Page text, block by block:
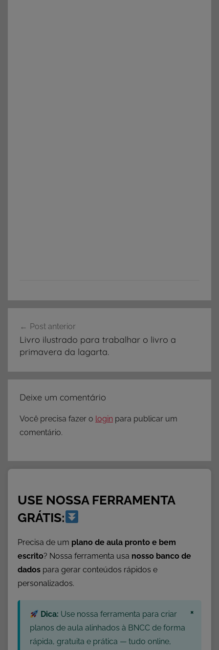
de
Post
Post anterior
Livro ilustrado para trabalhar o livro a
primavera da lagarta.
Deixe um comentário
Você precisa fazer o login para publicar um
comentário.
USE NOSSA FERRAMENTA
GRÁTIS:
Precisa de um plano de aula pronto e bem
escrito? Nossa ferramenta usa nosso banco de
dados para gerar conteúdos rápidos e
personalizados.
Dica: Use nossa ferramenta para criar
planos de aula alinhados à BNCC de forma
rápida, gratuita e prática — tudo online,
×